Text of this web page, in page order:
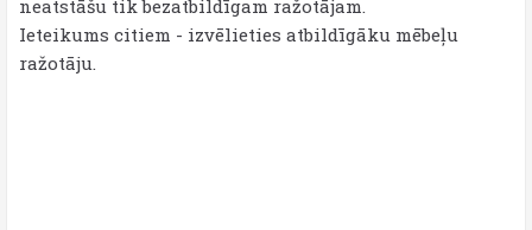
neatstāšu tik bezatbildīgam ražotājam.
Ieteikums citiem - izvēlieties atbildīgāku mēbeļu
ražotāju.